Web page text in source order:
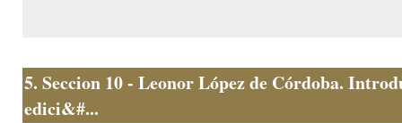
5. Seccion 10 - Leonor López de Córdoba.
edici&#...